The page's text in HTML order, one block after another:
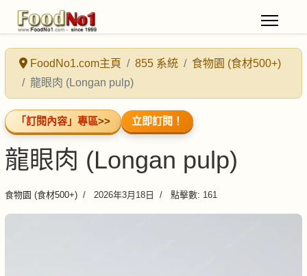
FoodNo1.com主頁 855 系統
食物園 (食材500+)
龍眼肉 (Longan pulp)
「訂閱內容」專區>> 立即訂閱！
龍眼肉 (Longan pulp)
食物園 (食材500+) 2026年3月18日 點擊數: 161